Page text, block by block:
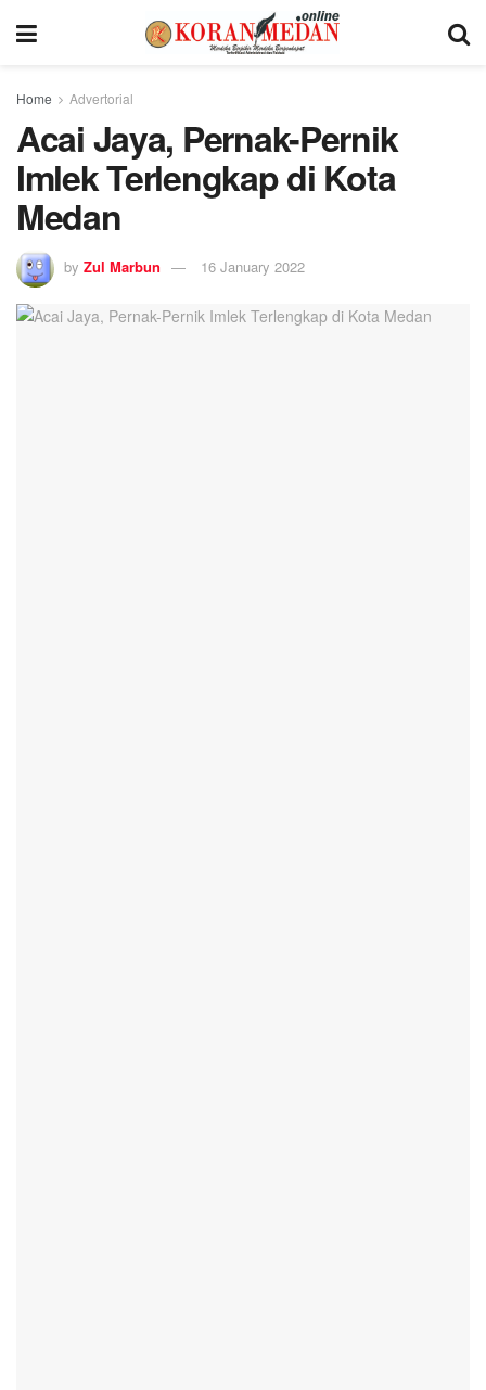
Home Advertorial
Acai Jaya, Pernak-Pernik
Imlek Terlengkap di Kota
Medan
by Zul Marbun 16 January 2022